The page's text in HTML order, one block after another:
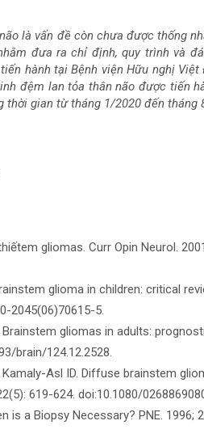
là vấn đề còn chưa được thống
đưa ra chỉ định, quy trình và
hành tại Bệnh viện Hữu nghị
đệm lan tỏa thân não được tiến
thời gian từ tháng 1/2020 đến tháng
gliomas. Curr Opin Neurol.
glioma in children: critical
2045(06)70615-5.
Brainstem gliomas in adults:
brain/124.12.2528.
Asl ID. Diffuse brainstem
619-624. doi:10.1080/
is a Biopsy Necessary? PNE. 1996;